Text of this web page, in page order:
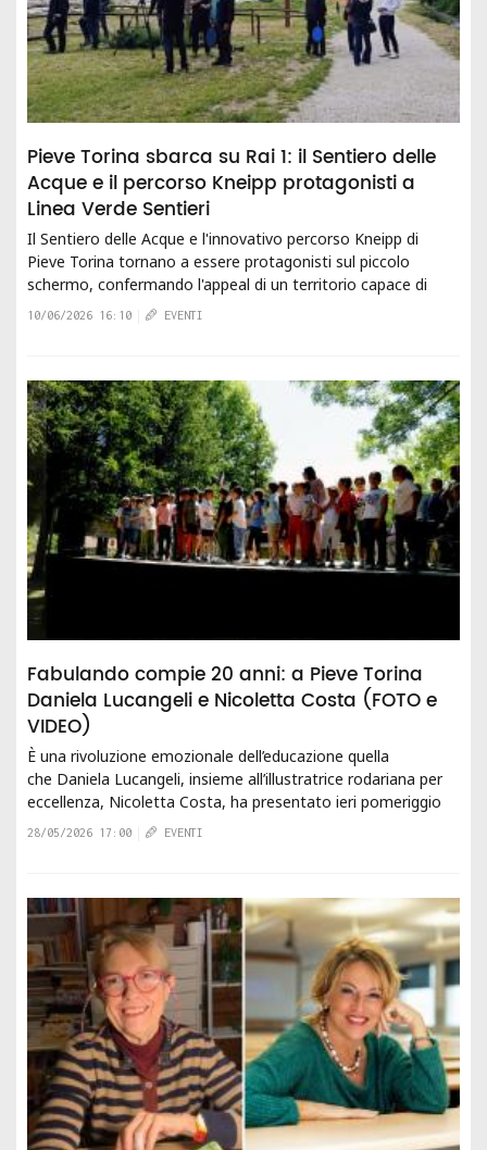
Pieve Torina sbarca su Rai 1: il Sentiero delle
Acque e il percorso Kneipp protagonisti a
Linea Verde Sentieri
Il Sentiero delle Acque e l'innovativo percorso Kneipp di
Pieve Torina tornano a essere protagonisti sul piccolo
schermo, confermando l'appeal di un territorio capace di
imporsi nel...
10/06/2026 16:10 EVENTI
Fabulando compie 20 anni: a Pieve Torina
Daniela Lucangeli e Nicoletta Costa (FOTO e
VIDEO)
È una rivoluzione emozionale dell’educazione quella
che Daniela Lucangeli, insieme all’illustratrice rodariana per
eccellenza, Nicoletta Costa, ha presentato ieri pomeriggio
a Pieve Torina nella lectio...
28/05/2026 17:00 EVENTI